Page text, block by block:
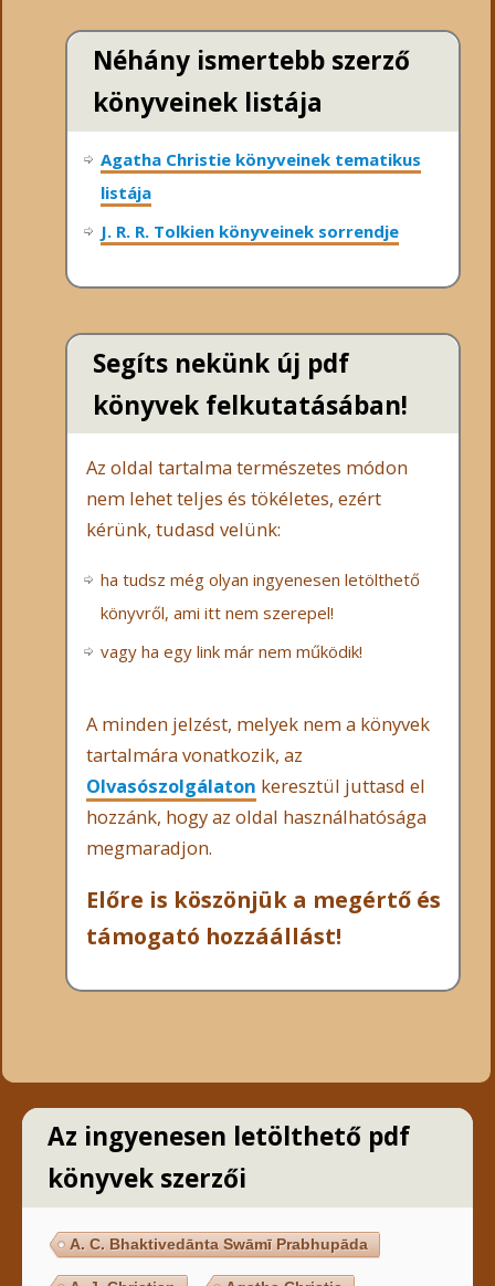
Néhány ismertebb szerző
könyveinek listája
Agatha Christie könyveinek tematikus
listája
J. R. R. Tolkien könyveinek sorrendje
Segíts nekünk új pdf
könyvek felkutatásában!
Az oldal tartalma természetes módon
nem lehet teljes és tökéletes, ezért
kérünk, tudasd velünk:
ha tudsz még olyan ingyenesen letölthető
könyvről, ami itt nem szerepel!
vagy ha egy link már nem működik!
A minden jelzést, melyek nem a könyvek
tartalmára vonatkozik, az
Olvasószolgálaton keresztül juttasd el
hozzánk, hogy az oldal használhatósága
megmaradjon.
Előre is köszönjük a megértő és
támogató hozzáállást!
Az ingyenesen letölthető pdf
könyvek szerzői
A. C. Bhaktivedānta Swāmī Prabhupāda